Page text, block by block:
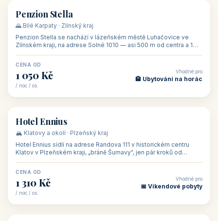
🏡 penzion
Penzion Stella
🌄 Bílé Karpaty · Zlínský kraj
Penzion Stella se nachází v lázeňském městě Luhačovice ve
Zlínském kraji, na adrese Solné 1010 — asi 500 m od centra a 1
CENA OD
1 050 Kč
/ noc / os.
Vhodné pro
🏨 Ubytování na horác
🏨 hotel
Hotel Ennius
🏔️ Klatovy a okolí · Plzeňský kraj
Hotel Ennius sídlí na adrese Randova 111 v historickém centru
Klatov v Plzeňském kraji, „bráně Šumavy", jen pár kroků od
CENA OD
1 310 Kč
/ noc / os.
Vhodné pro
📅 Víkendové pobyty